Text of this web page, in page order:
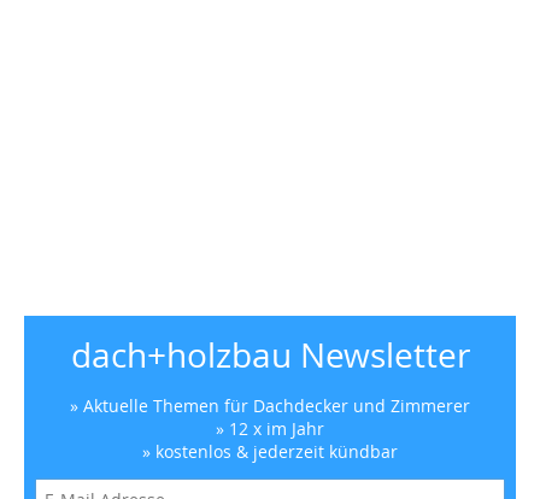
dach+holzbau Newsletter
» Aktuelle Themen für Dachdecker und Zimmerer
» 12 x im Jahr
» kostenlos & jederzeit kündbar